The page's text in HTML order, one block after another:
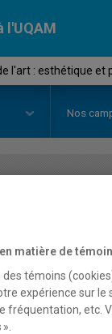
l'UQAM
l'art : esthétique et
Nos
Description
matière de
des témoins
expérience sur le
fréquentation, etc.